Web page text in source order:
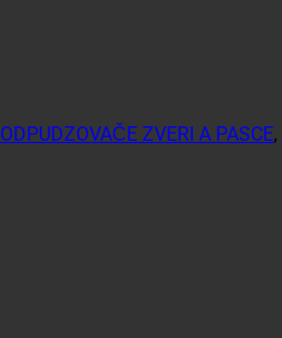
ODPUDZOVAČE ZVERI A PASCE,